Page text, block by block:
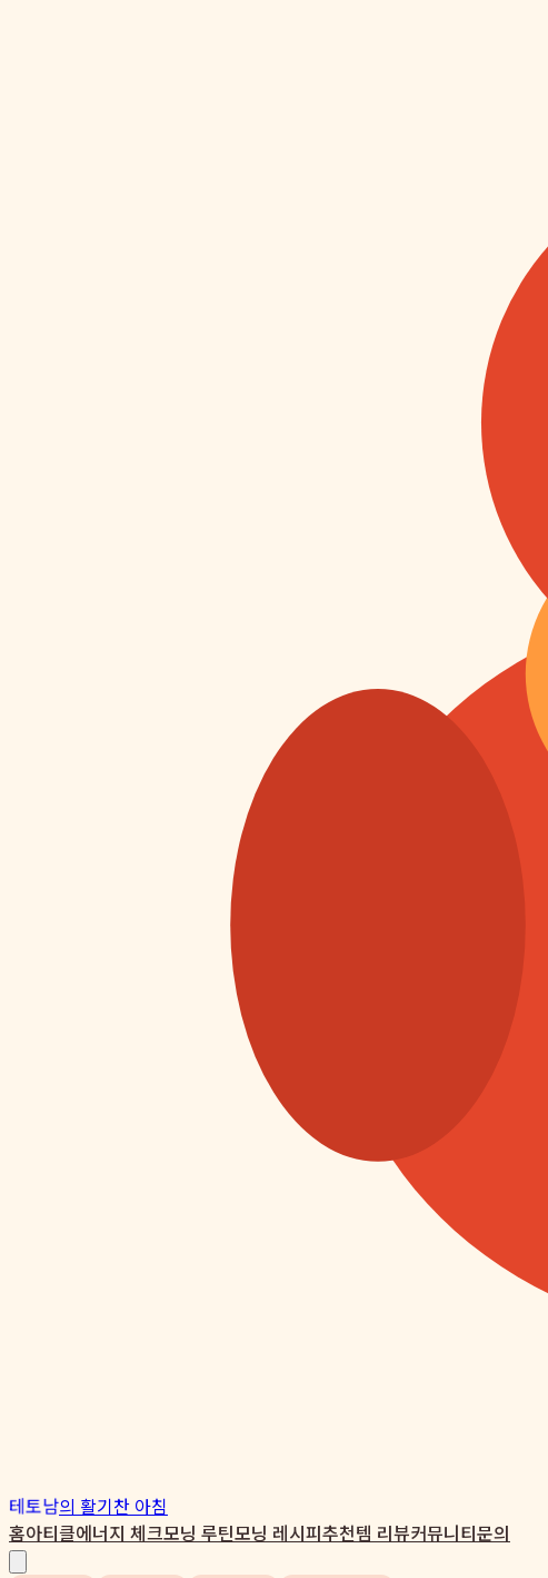
테토남의 활기찬 아침
홈아티클에너지 체크모닝 루틴모닝 레시피추천템 리뷰커뮤니티문의